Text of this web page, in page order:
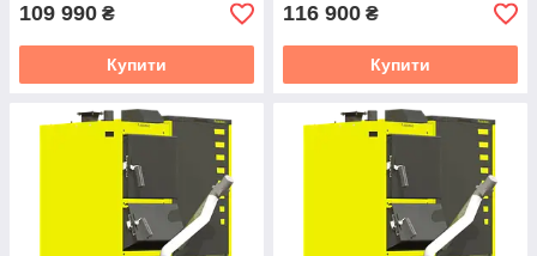
109 990 ₴
Купити
116 900 ₴
Купити